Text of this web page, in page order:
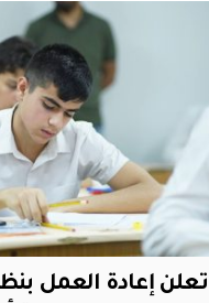
تعلن إعادة العمل